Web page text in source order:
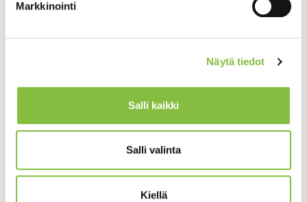
Markkinointi
Näytä tiedot
Salli kaikki
Salli valinta
Kiellä